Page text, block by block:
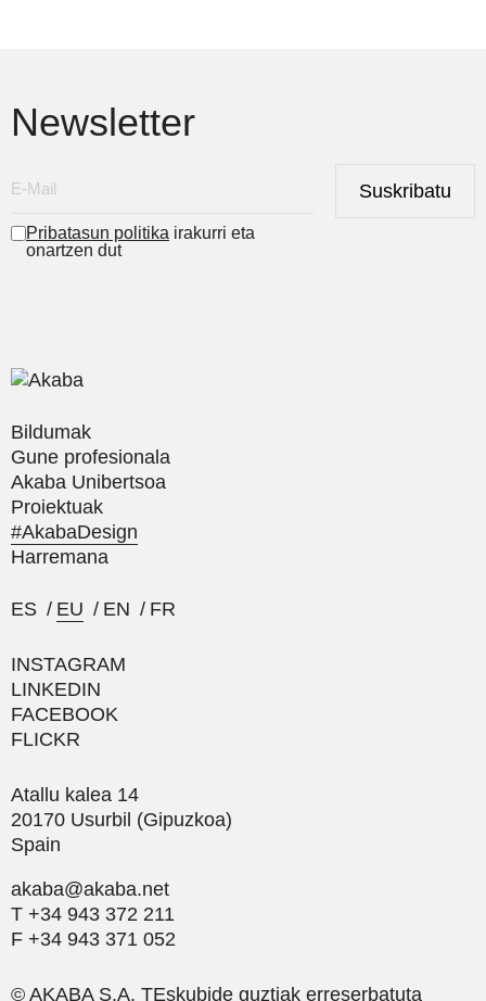
Newsletter
Pribatasun politika irakurri eta
onartzen dut
Suskribatu
Atallu kalea 14
20170 Usurbil (Gipuzkoa)
Spain
akaba@akaba.net
T +34 943 372 211
F +34 943 371 052
INSTAGRAM
LINKEDIN
FACEBOOK
FLICKR
Bildumak
Gune profesionala
Akaba Unibertsoa
Proiektuak
#AkabaDesign
Harremana
© AKABA S.A. TEskubide guztiak erreserbatuta
ES / EU / EN / FR